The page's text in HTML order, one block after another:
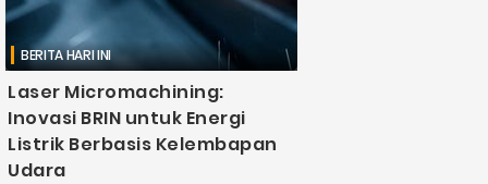
BERITA HARI INI
Laser Micromachining:
Inovasi BRIN untuk Energi
Listrik Berbasis Kelembapan
Udara